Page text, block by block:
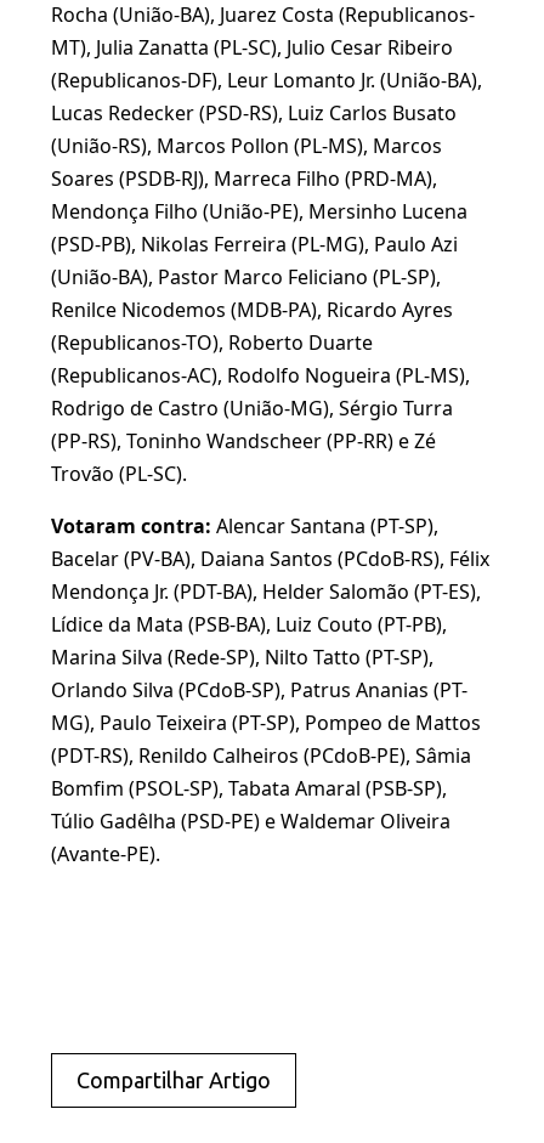
Rocha (União-BA), Juarez Costa (Republicanos-
MT), Julia Zanatta (PL-SC), Julio Cesar Ribeiro
(Republicanos-DF), Leur Lomanto Jr. (União-BA),
Lucas Redecker (PSD-RS), Luiz Carlos Busato
(União-RS), Marcos Pollon (PL-MS), Marcos
Soares (PSDB-RJ), Marreca Filho (PRD-MA),
Mendonça Filho (União-PE), Mersinho Lucena
(PSD-PB), Nikolas Ferreira (PL-MG), Paulo Azi
(União-BA), Pastor Marco Feliciano (PL-SP),
Renilce Nicodemos (MDB-PA), Ricardo Ayres
(Republicanos-TO), Roberto Duarte
(Republicanos-AC), Rodolfo Nogueira (PL-MS),
Rodrigo de Castro (União-MG), Sérgio Turra
(PP-RS), Toninho Wandscheer (PP-RR) e Zé
Trovão (PL-SC).
Votaram contra: Alencar Santana (PT-SP),
Bacelar (PV-BA), Daiana Santos (PCdoB-RS), Félix
Mendonça Jr. (PDT-BA), Helder Salomão (PT-ES),
Lídice da Mata (PSB-BA), Luiz Couto (PT-PB),
Marina Silva (Rede-SP), Nilto Tatto (PT-SP),
Orlando Silva (PCdoB-SP), Patrus Ananias (PT-
MG), Paulo Teixeira (PT-SP), Pompeo de Mattos
(PDT-RS), Renildo Calheiros (PCdoB-PE), Sâmia
Bomfim (PSOL-SP), Tabata Amaral (PSB-SP),
Túlio Gadêlha (PSD-PE) e Waldemar Oliveira
(Avante-PE).
Compartilhar Artigo